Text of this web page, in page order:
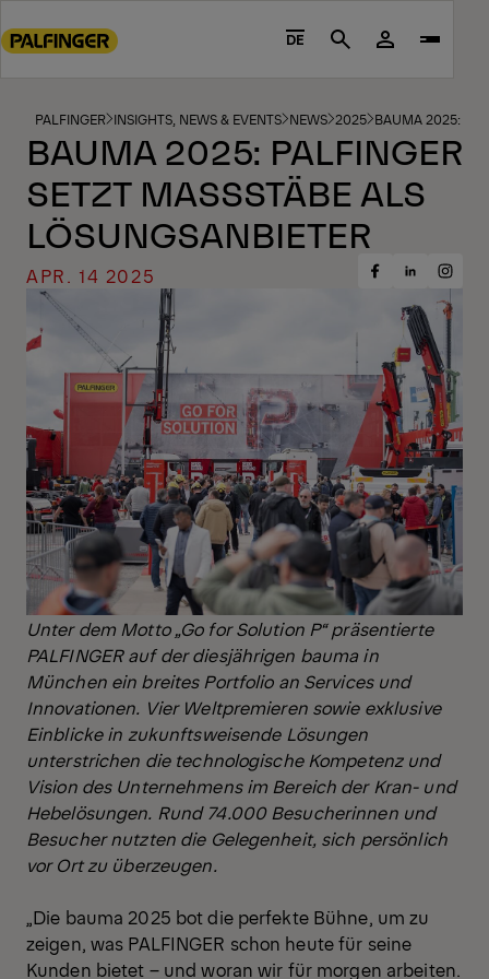
to
footer
content
DE Search
PALFINGER INSIGHTS, NEWS & EVENTS NEWS 2025 BAUMA 2025:
BAUMA 2025: PALFINGER
SETZT MASSSTÄBE ALS L
ÖSUNGSANBIETER
APR. 14 2025
Share
Facebook
Share
on
LinkedIn
Share
on
Unter dem Motto „Go for Solution P“ präsentierte
PALFINGER auf der diesjährigen bauma in
München ein breites Portfolio an Services und
Innovationen. Vier Weltpremieren sowie exklusive
Einblicke in zukunftsweisende Lösungen
unterstrichen die technologische Kompetenz und
Vision des Unternehmens im Bereich der Kran- und
Hebelösungen. Rund 74.000 Besucherinnen und
Besucher nutzten die Gelegenheit, sich persönlich
vor Ort zu überzeugen.
„Die bauma 2025 bot die perfekte Bühne, um zu
zeigen, was PALFINGER schon heute für seine
Kunden bietet – und woran wir für morgen arbeiten.